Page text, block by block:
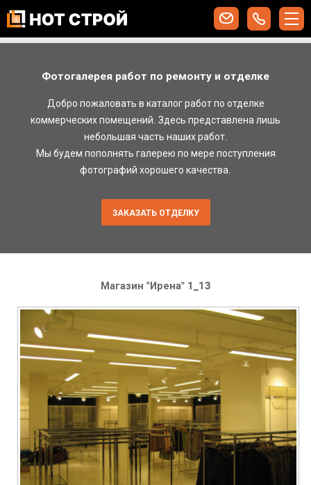
Фотогалерея работ по ремонту и отделке
Добро пожаловать в каталог работ по отделке
коммерческих помещений. Здесь представлена лишь
небольшая часть наших работ.
Мы будем пополнять галерею по мере поступления
фотографий хорошего качества.
ЗАКАЗАТЬ ОТДЕЛКУ
Магазин "Ирена" 1_13